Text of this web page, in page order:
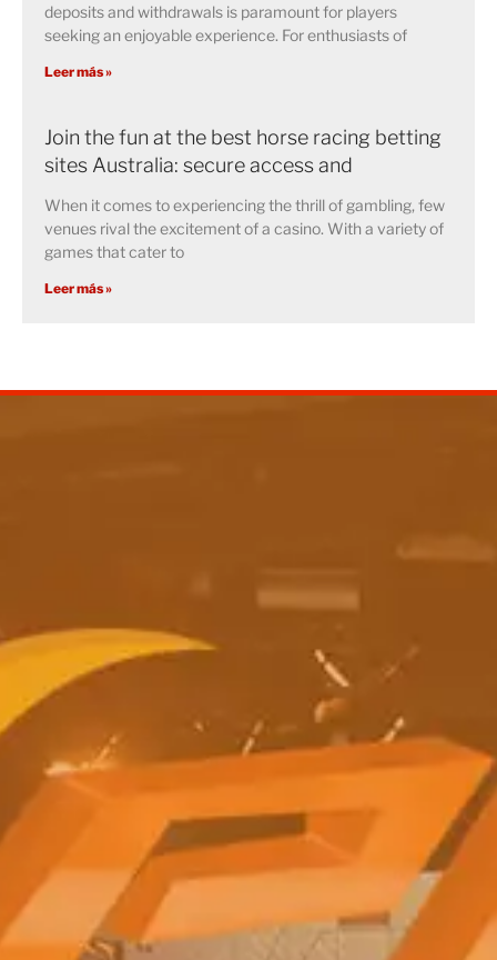
deposits and withdrawals is paramount for players
seeking an enjoyable experience. For enthusiasts of
Leer más »
Join the fun at the best horse racing betting
sites Australia: secure access and
When it comes to experiencing the thrill of gambling, few
venues rival the excitement of a casino. With a variety of
games that cater to
Leer más »